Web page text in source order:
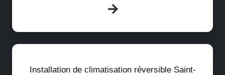
Installation de climatisation réversible Saint-